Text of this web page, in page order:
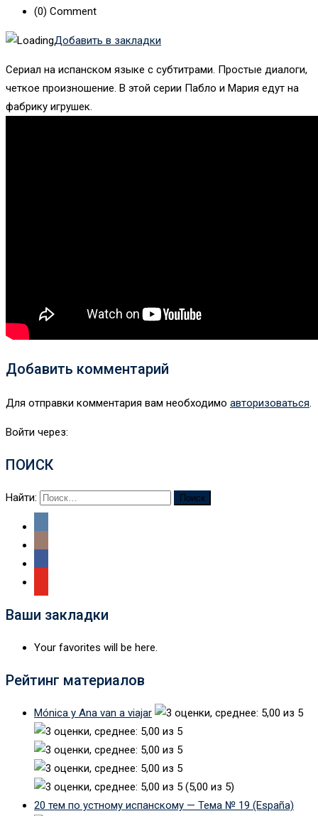
(0) Comment
Добавить в закладки
Сериал на испанском языке с субтитрами. Простые диалоги,
четкое произношение. В этой серии Пабло и Мария едут на
фабрику игрушек.
Добавить комментарий
Для отправки комментария вам необходимо авторизоваться
Войти через:
ПОИСК
Найти:
Ваши закладки
Your favorites will be here.
Рейтинг материалов
Mónica y Ana van a viajar
(5,00 из 5)
20 тем по устному испанскому — Тема № 19 (España)